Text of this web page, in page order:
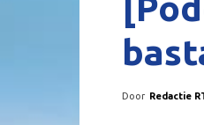
Door Redactie